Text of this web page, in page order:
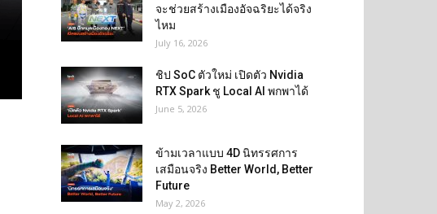
จะช่วยสร้างเมืองอัจฉริยะได้จริง
ไหม
July 16, 2026
ชิป SoC ตัวใหม่ เปิดตัว Nvidia
RTX Spark ชู Local AI พกพาได้
June 5, 2026
ข้ามเวลาแบบ 4D นิทรรศการ
เสมือนจริง Better World, Better
Future
May 2, 2026